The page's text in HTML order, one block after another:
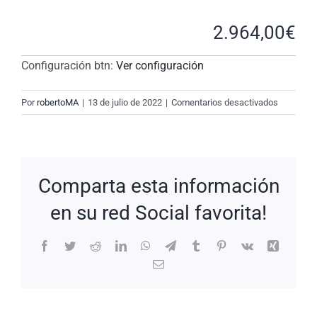
2.964,00€
Configuración btn: Ver configuración
PorrobertoMA | 13 de julio de 2022 | Comentarios desactivados
New
Comparta esta información
en su red Social favorita!
Facebook
TwitterRedditLinkedInWhatsApp
TelegramTumblrPinterest
Vk
Xing
Correo